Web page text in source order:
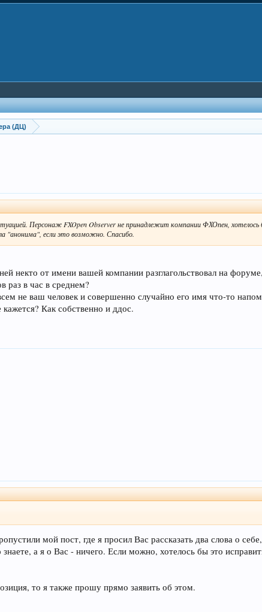
(ДЦ)
Персонаж FXOpen Observer не принадлежит компании ФХОпен,
"анонима", если это возможно. Спасибо.
некто от имени вашей компании разглагольствовал на
раз в час в среднем?
не ваш человек и совершенно случайно его имя что-то
Как собственно и ддос.
мой пост, где я просил Вас рассказать два слова о
а я о Вас - ничего. Если можно, хотелось бы это
то я также прошу прямо заявить об этом.